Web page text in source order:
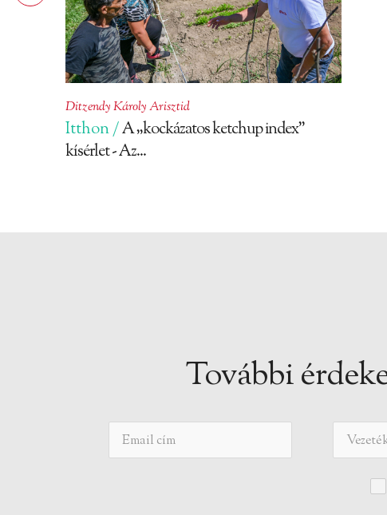
Ditzendy Károly Arisztid
Itthon /A „kockázatos ketchup index”
kísérlet - Az...
További